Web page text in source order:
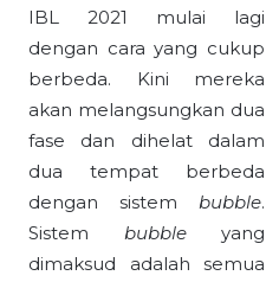
IBL 2021 mulai lagi
dengan cara yang cukup
berbeda. Kini mereka
akan melangsungkan dua
fase dan dihelat dalam
dua tempat berbeda
dengan sistem bubble.
Sistem bubbleyang
dimaksud adalah semua